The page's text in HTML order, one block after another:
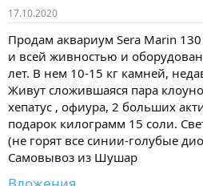
е
м
ы
а
л
а
17.10.2020
Продам аквариум Sera Marin
и всей живностью и
лет. В нем 10-15 кг камней,
Живут сложившаяся пара
хепатус , офиура, 2 больших
подарок килограмм 15 соли.
(не горят все синии-голубые
Самовывоз из Шушар